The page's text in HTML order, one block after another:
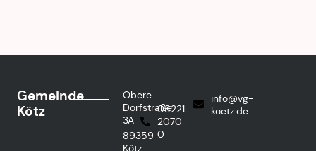
Gemeinde
Kötz
Obere
Dorfstraße
3A
89359
Kötz
08221
2070-
0
info@vg-
koetz.de